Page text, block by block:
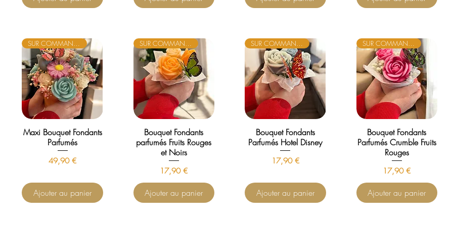
SUR COMMANDE
Maxi Bouquet Fondants
Parfumés
Prix
49,90 €
Ajouter au panier
SUR COMMANDE
Bouquet Fondants
parfumés Fruits Rouges
et Noirs
Prix
17,90 €
Ajouter au panier
SUR COMMANDE
Bouquet Fondants
Parfumés Hotel Disney
Prix
17,90 €
Ajouter au panier
SUR COMMANDE
Bouquet Fondants
Parfumés Crumble Fruits
Rouges
Prix
17,90 €
Ajouter au panier